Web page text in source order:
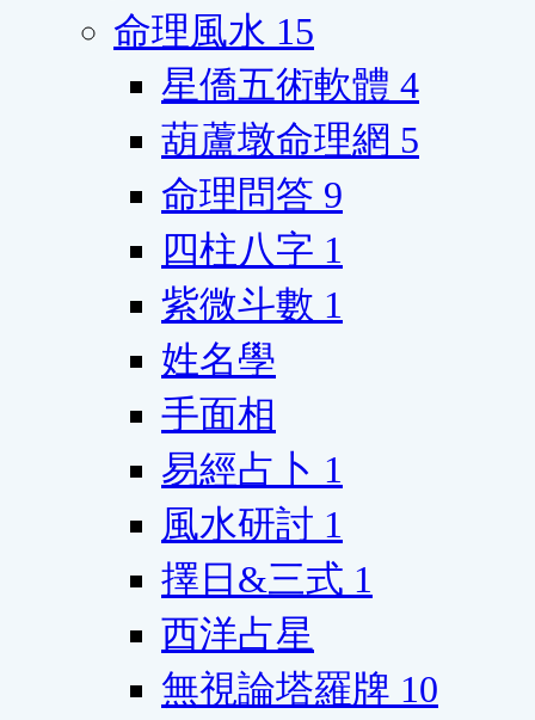
命理風水 15
星僑五術軟體 4
葫蘆墩命理網 5
命理問答 9
四柱八字 1
紫微斗數 1
姓名學
手面相
易經占卜 1
風水研討 1
擇日&三式 1
西洋占星
無視論塔羅牌 10